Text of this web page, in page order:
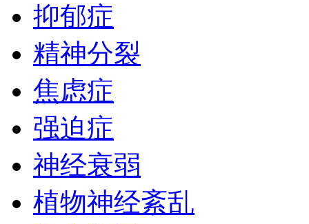
抑郁症
精神分裂
焦虑症
强迫症
神经衰弱
植物神经紊乱